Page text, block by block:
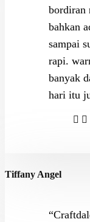
bordiran
bahkan
sampai
rapi.
banyak
hari itu
Tiffany Angel